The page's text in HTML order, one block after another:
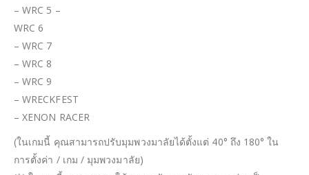
– WRC 5 –
WRC 6
– WRC 7
– WRC 8
– WRC 9
– WRECKFEST
– XENON RACER
(ในเกมนี้ คุณสามารถปรับมุมพวงมาลัยได้ตั้งแต่ 40° ถึง 180° ใน
การตั้งค่า / เกม / มุมพวงมาลัย)